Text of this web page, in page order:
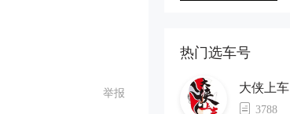
举报
热门选车号
大侠上车
3788